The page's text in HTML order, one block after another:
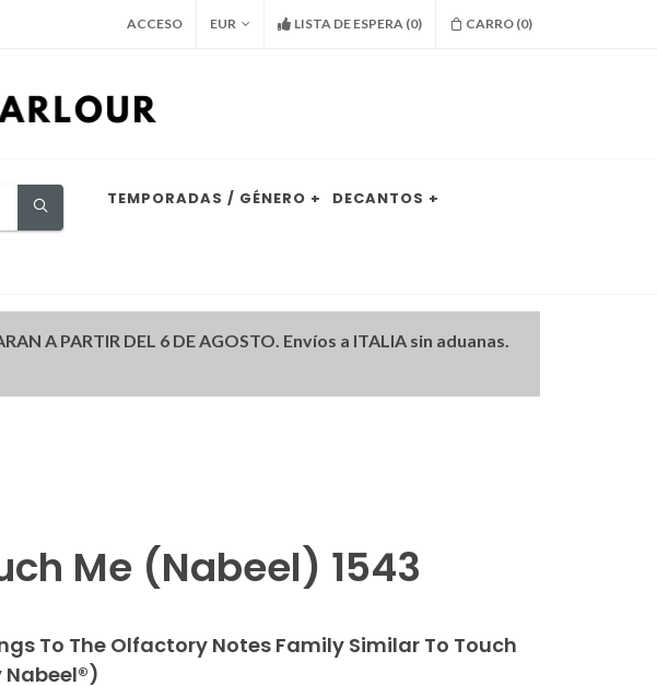
ACCESO EUR LISTA DE ESPERA (0) CARRO (0)
TEMPORADAS / GÉNERO + DECANTOS +
A PARTIR DEL 6 DE AGOSTO. Envíos a ITALIA sin aduanas.
Me (Nabeel) 1543
To The Olfactory Notes Family Similar To Touch
Nabeel®)